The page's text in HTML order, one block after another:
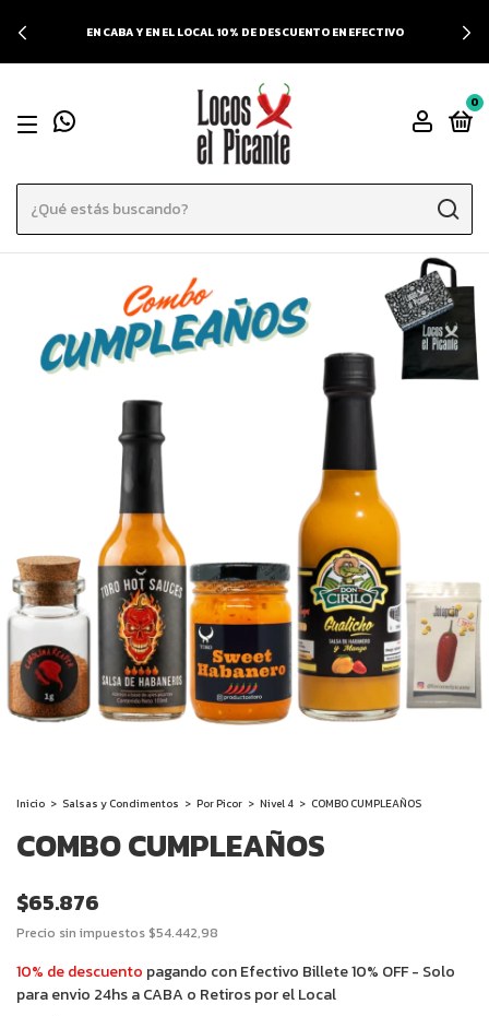
EN CABA Y EN EL LOCAL 10% DE DESCUENTO EN EFECTIVO
0
Inicio > Salsas y Condimentos > Por Picor > Nivel 4 > COMBO CUMPLEAÑOS
COMBO CUMPLEAÑOS
$65.876
Precio sin impuestos$54.442,98
10% de descuento pagando con Efectivo Billete 10% OFF - Solo
para envio 24hs a CABA o Retiros por el Local